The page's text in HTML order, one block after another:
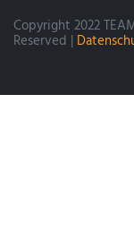
Copyright 2022
Reserved |